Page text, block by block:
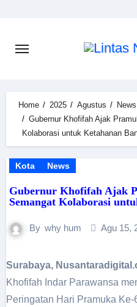
Home 2025 Agustus
News
Gubernur Khofifah Ajak
Kolaborasi untuk Ketahanan
Kota News
Gubernur Khofifah Ajak
Semangat Kolaborasi
By why hum Agu 15,
Surabaya,
Khofifah Indar Parawansa
Peringatan Hari Pramuka